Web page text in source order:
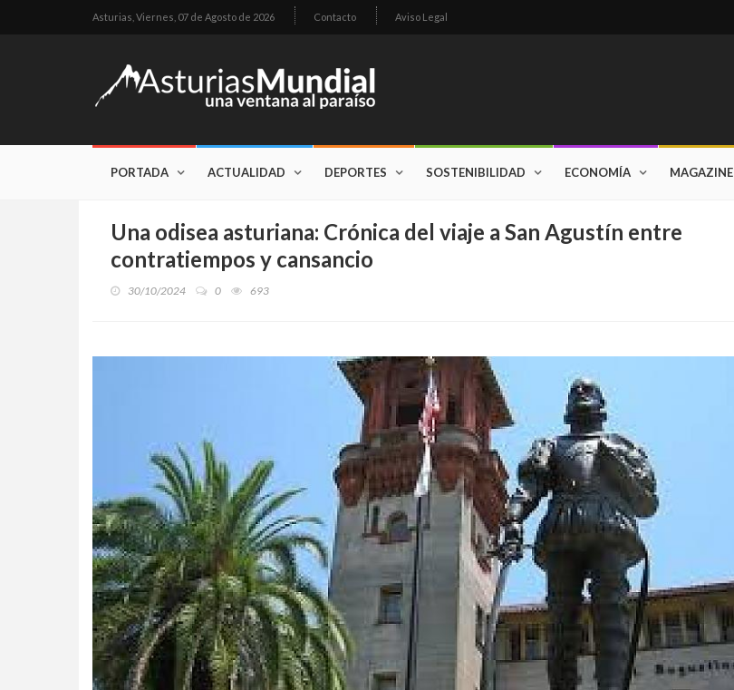
Asturias, Viernes, 07 de Agosto de 2026 Contacto Aviso Legal
PORTADA ACTUALIDAD DEPORTES SOSTENIBILIDAD ECONOMÍA MAGAZINE
Una odisea asturiana: Crónica del viaje a San Agustín entre
contratiempos y cansancio
30/10/2024 0 693